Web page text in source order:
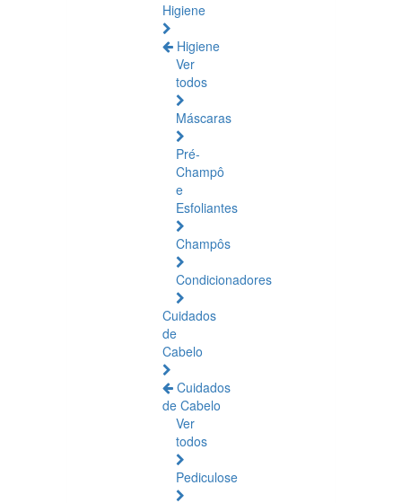
Higiene
Higiene
Ver
todos
Máscaras
Pré-
Champô
e
Esfoliantes
Champôs
Condicionadores
Cuidados
de
Cabelo
Cuidados
de Cabelo
Ver
todos
Pediculose